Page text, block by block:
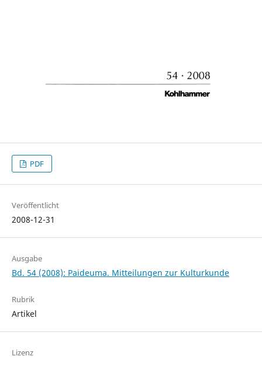
PDF
Veröffentlicht
2008-12-31
Ausgabe
Bd. 54 (2008): Paideuma. Mitteilungen zur Kulturkunde
Rubrik
Artikel
Lizenz